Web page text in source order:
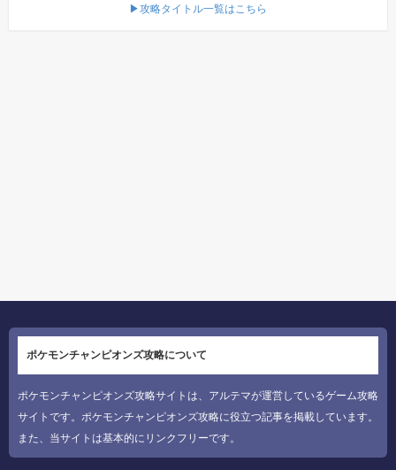
▶攻略タイトル一覧はこちら
ポケモンチャンピオンズ攻略について
ポケモンチャンピオンズ攻略サイトは、アルテマが運営しているゲーム攻略
サイトです。ポケモンチャンピオンズ攻略に役立つ記事を掲載しています。
また、当サイトは基本的にリンクフリーです。